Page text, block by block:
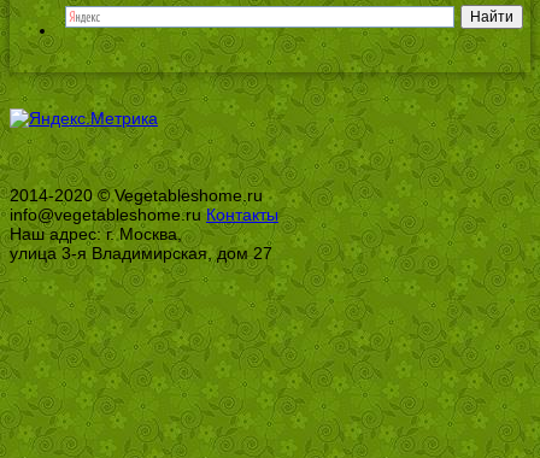
2014-2020 © Vegetableshome.ru
info@vegetableshome.ruКонтакты
Наш адрес: г. Москва,
улица 3-я Владимирская, дом 27